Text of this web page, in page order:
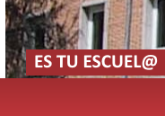
principal